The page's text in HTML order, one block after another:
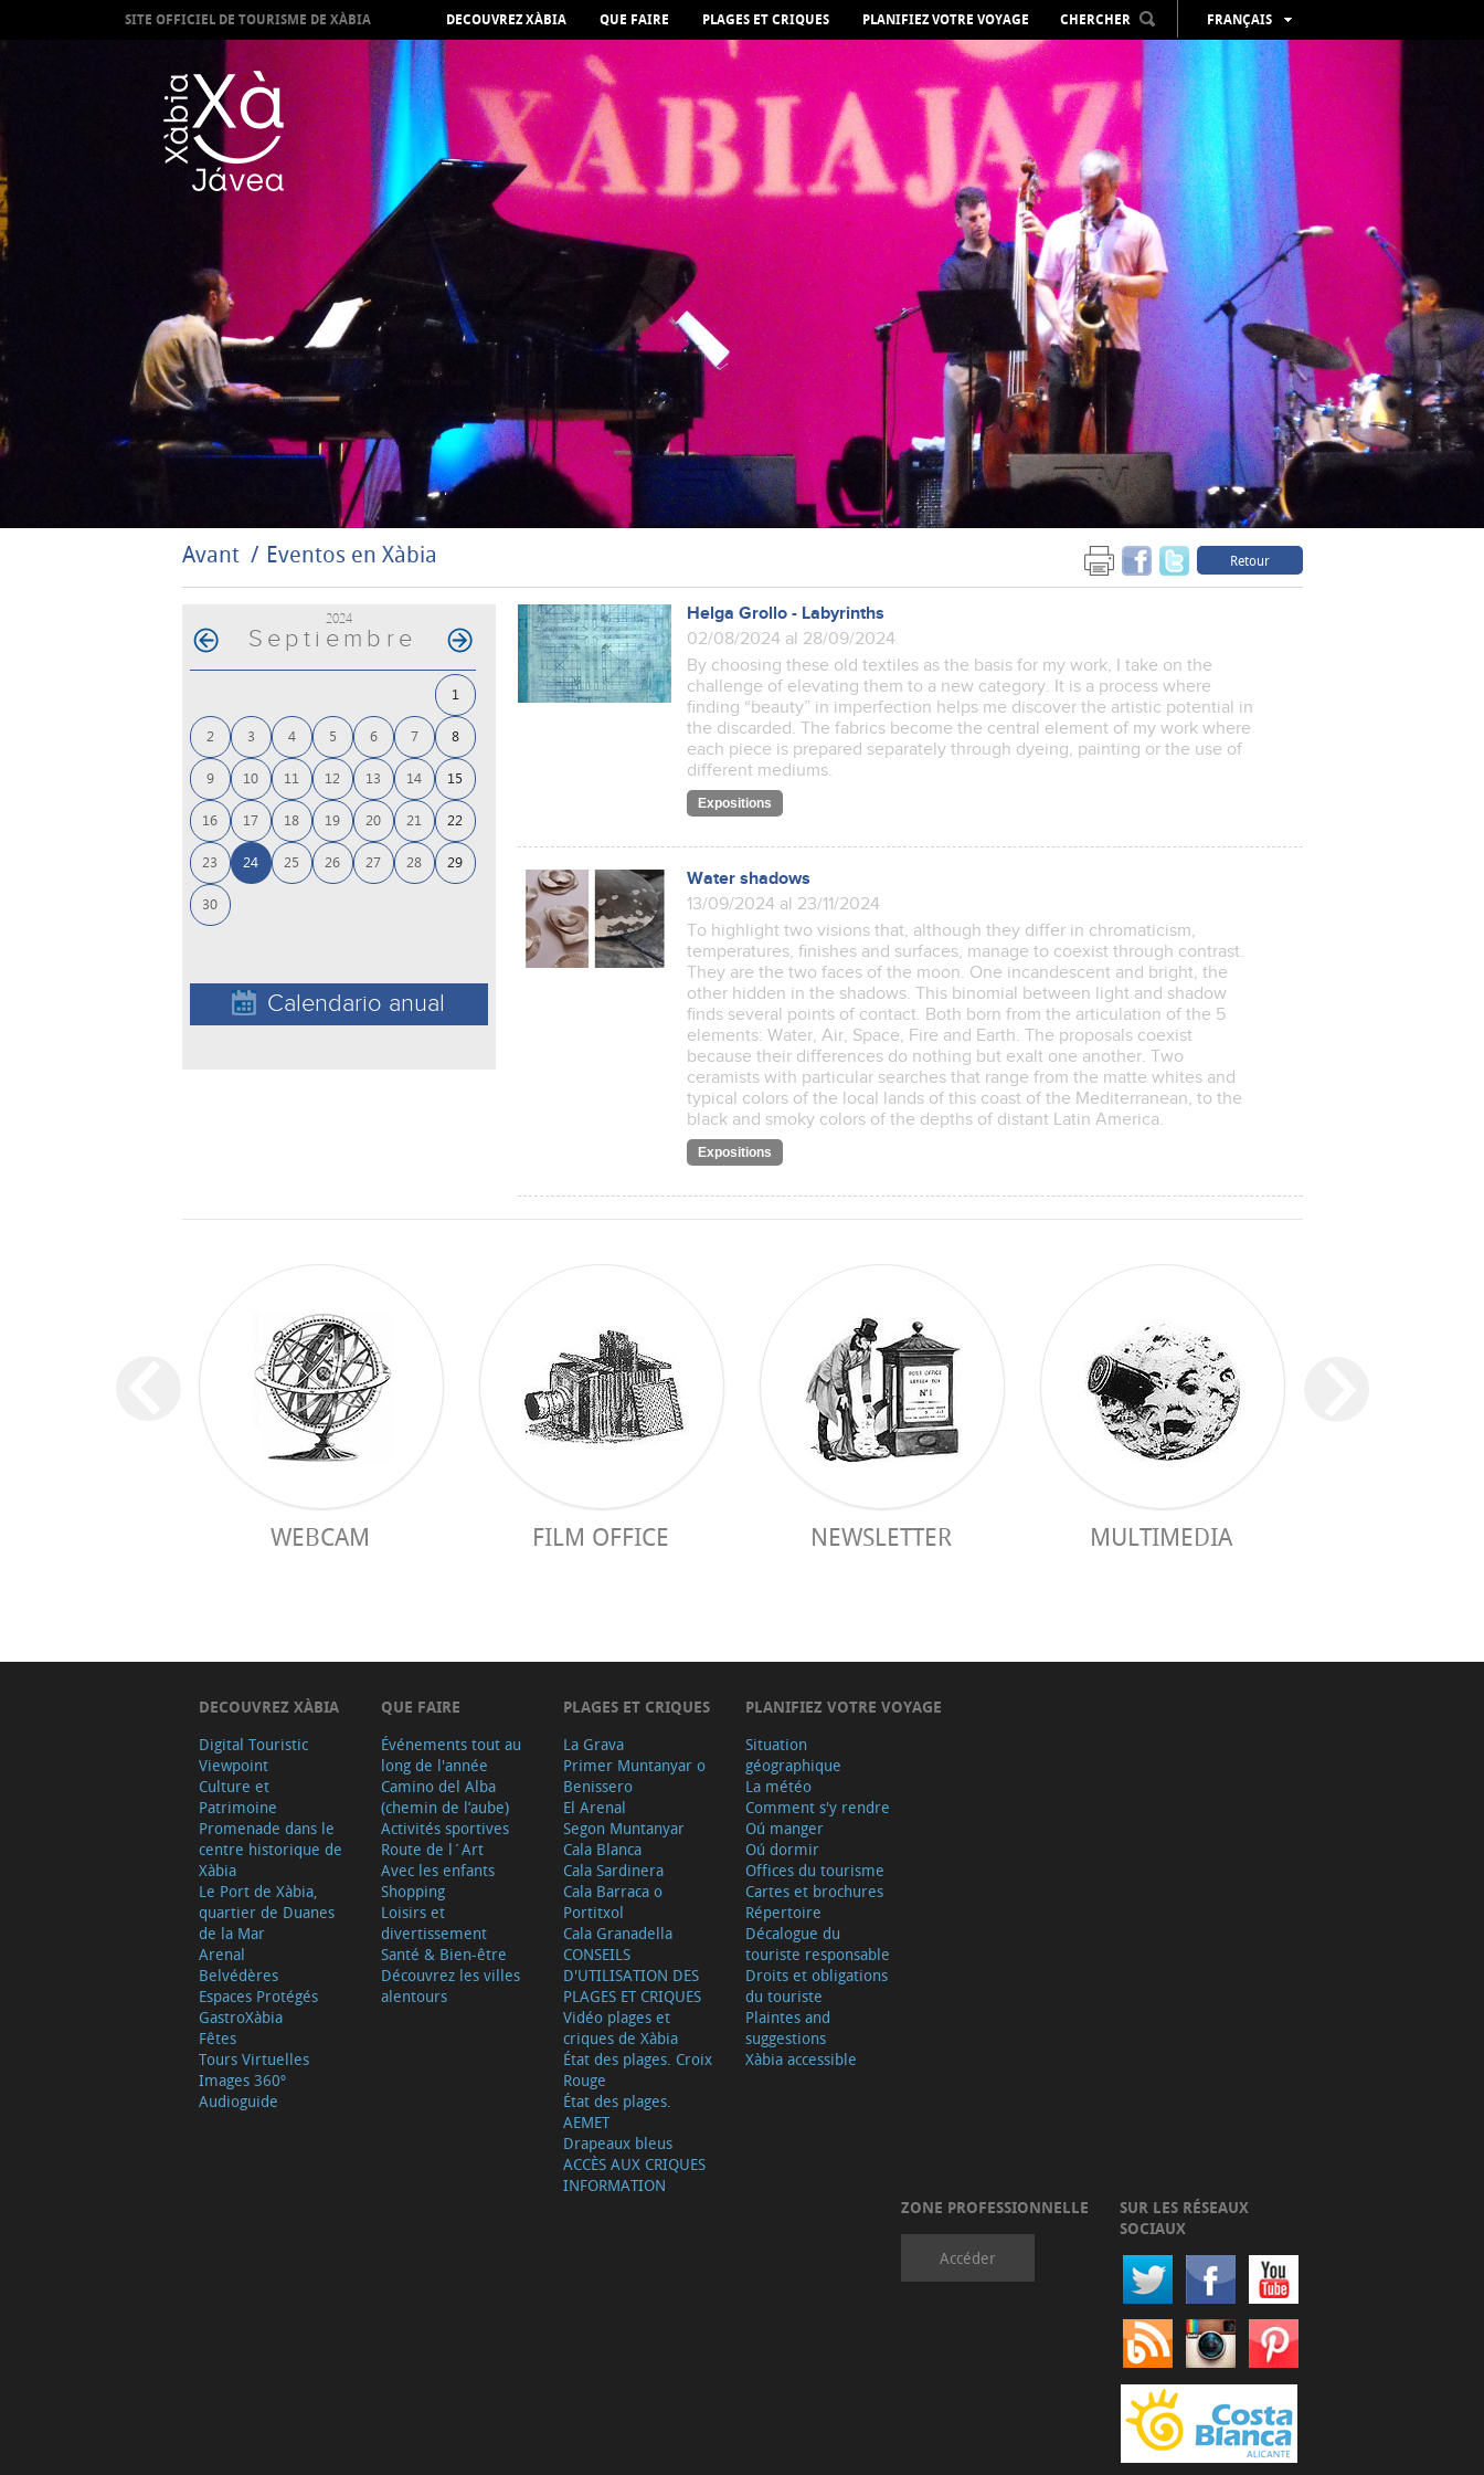
SITE OFFICIEL DE TOURISME DE XÀBIA DECOUVREZ XÀBIA QUE FAIRE PLAGES ET CRIQUES PLANIFIEZ VOTRE VOYAGE CHERCHER
FRANÇAIS
ESPAÑOL
VALENCIÀ
ENGLISH
DEUTSCH
РУССКИЙ
Avant Eventos en Xàbia Retour
2024
Septiembre
1
2 3 4 5 6 7 8
9 10 11 12 13 14 15
16 17 18 19 20 21 22
23 24 25 26 27 28 29
30
Calendario anual
Helga Grollo - Labyrinths
02/08/2024 al 28/09/2024
By choosing these old textiles as the basis for my work, I take on the
challenge of elevating them to a new category. It is a process where
finding “beauty” in imperfection helps me discover the artistic potential in
the discarded. The fabrics become the central element of my work where
each piece is prepared separately through dyeing, painting or the use of
different mediums.
Expositions
Water shadows
13/09/2024 al 23/11/2024
To highlight two visions that, although they differ in chromaticism,
temperatures, finishes and surfaces, manage to coexist through contrast.
They are the two faces of the moon. One incandescent and bright, the
other hidden in the shadows. This binomial between light and shadow
finds several points of contact. Both born from the articulation of the 5
elements: Water, Air, Space, Fire and Earth. The proposals coexist
because their differences do nothing but exalt one another. Two
ceramists with particular searches that range from the matte whites and
typical colors of the local lands of this coast of the Mediterranean, to the
black and smoky colors of the depths of distant Latin America.
Expositions
WEBCAM FILM OFFICE NEWSLETTER MULTIMEDIA
DECOUVREZ XÀBIA
Digital Touristic
Viewpoint
Culture et
Patrimoine
Promenade dans le
centre historique de
Xàbia
Le Port de Xàbia,
quartier de Duanes
de la Mar
Arenal
Belvédères
Espaces Protégés
GastroXàbia
Fêtes
Tours Virtuelles
Images 360º
Audioguide
QUE FAIRE
Événements tout au
long de l'année
Camino del Alba
(chemin de l’aube)
Activités sportives
Route de l´Art
Avec les enfants
Shopping
Loisirs et
divertissement
Santé & Bien-être
Découvrez les villes
alentours
PLAGES ET CRIQUES
La Grava
Primer Muntanyar o
Benissero
El Arenal
Segon Muntanyar
Cala Blanca
Cala Sardinera
Cala Barraca o
Portitxol
Cala Granadella
CONSEILS
D'UTILISATION DES
PLAGES ET CRIQUES
Vidéo plages et
criques de Xàbia
État des plages. Croix
Rouge
État des plages.
AEMET
Drapeaux bleus
ACCÈS AUX CRIQUES
INFORMATION
PLANIFIEZ VOTRE VOYAGE
Situation
géographique
La météo
Comment s'y rendre
Oú manger
Oú dormir
Offices du tourisme
Cartes et brochures
Répertoire
Décalogue du
touriste responsable
Droits et obligations
du touriste
Plaintes and
suggestions
Xàbia accessible
ZONE PROFESSIONNELLE
Accéder
SUR LES RÉSEAUX
SOCIAUX